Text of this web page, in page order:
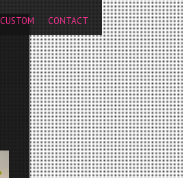
CUSTOM CONTACT